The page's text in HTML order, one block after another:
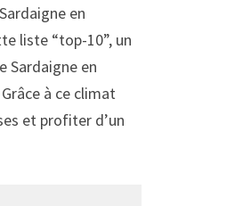
en
liste “top-10”, un
Sardaigne en
à ce climat
et profiter d’un